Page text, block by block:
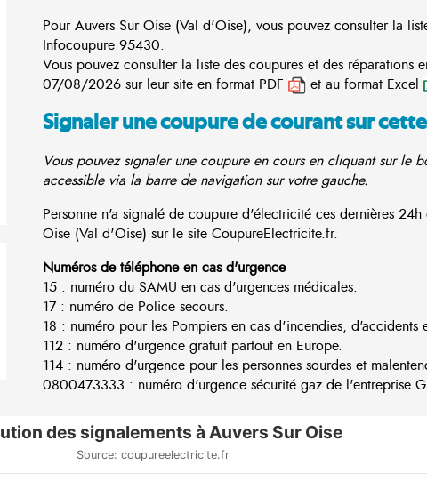
Pour Auvers Sur Oise (Val d'Oise), vous pouvez consulter la
Infocoupure 95430.
Vous pouvez consulter la liste des coupures et des réparations
07/08/2026 sur leur site en format PDF
et au format Excel
Signaler une coupure de courant sur
Vous pouvez signaler une coupure en cours en cliquant sur le
accessible via la barre de navigation sur votre gauche.
Personne n'a signalé de coupure d'électricité ces dernières
Oise (Val d'Oise) sur le site CoupureElectricite.fr.
Numéros de téléphone en cas d'urgence
15 : numéro du SAMU en cas d'urgences médicales.
17 : numéro de Police secours.
18 : numéro pour les Pompiers en cas d'incendies, d'accidents
112 : numéro d'urgence gratuit partout en Europe.
114 : numéro d'urgence pour les personnes sourdes et
0800473333 : numéro d'urgence sécurité gaz de l'entreprise
des signalements à Auvers Sur Oise
Source: coupureelectricite.fr